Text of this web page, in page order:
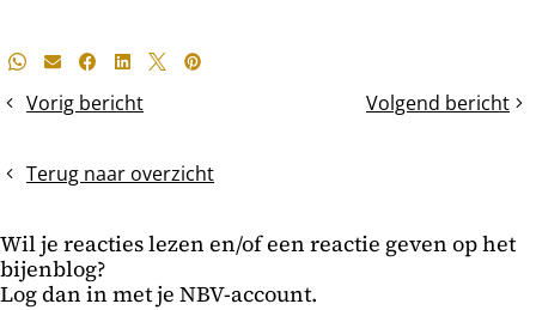
Deel
bericht
Whatsapp
E-mailFacebook
LinkedIn
X Pinterest
Vorig bericht
Kijkje
4,9
Volgend bericht
Houd
gaten
Terug naar overzicht
Wil je reacties lezen en/of een reactie geven op het
bijenblog?
Log dan in met je NBV-account.